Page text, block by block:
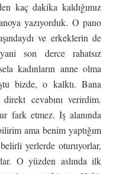
kaç dakika kaldığımız
yazıyorduk. O pano
ve erkeklerin de
son derce rahatsız
kadınların anne olma
bizde, o kalktı. Bana
cevabını verirdim.
fark etmez. İş alanında
ama benim yaptığım
yerlerde oturuyorlar,
O yüzden aslında ilk